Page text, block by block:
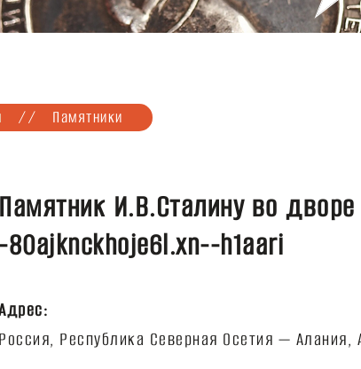
// Памятники
Памятник И.В.Сталину во
-80ajknckhoje6l.xn--h1aari